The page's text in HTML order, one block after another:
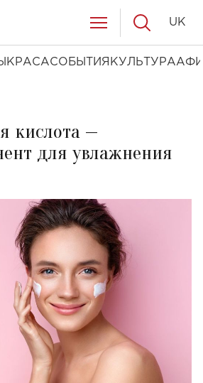
КРАСАСОБЫТИЯ КУЛЬТУРА
UK
кислота —
для увлажнения